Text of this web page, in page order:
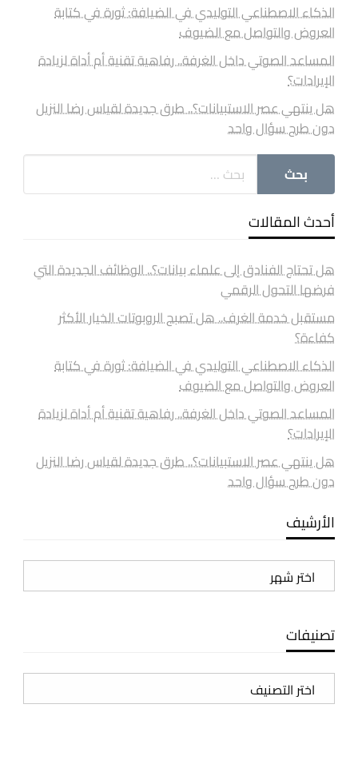
الذكاء الاصطناعي التوليدي في الضيافة: ثورة في كتابة
العروض والتواصل مع الضيوف
المساعد الصوتي داخل الغرفة.. رفاهية تقنية أم أداة لزيادة
الإيرادات؟
هل ينتهي عصر الاستبيانات؟.. طرق جديدة لقياس رضا النزيل
دون طرح سؤال واحد
أحدث المقالات
هل تحتاج الفنادق إلى علماء بيانات؟.. الوظائف الجديدة التي
فرضها التحول الرقمي
مستقبل خدمة الغرف.. هل تصبح الروبوتات الخيار الأكثر
كفاءة؟
الذكاء الاصطناعي التوليدي في الضيافة: ثورة في كتابة
العروض والتواصل مع الضيوف
المساعد الصوتي داخل الغرفة.. رفاهية تقنية أم أداة لزيادة
الإيرادات؟
هل ينتهي عصر الاستبيانات؟.. طرق جديدة لقياس رضا النزيل
دون طرح سؤال واحد
الأرشيف
الأرشيف
تصنيفات
تصنيفات